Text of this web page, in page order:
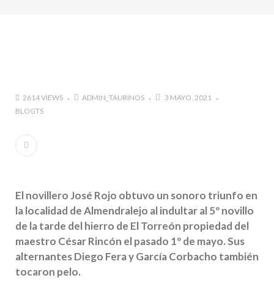
2614 VIEWS ADMIN_TAURINOS
3 MAYO, 2021
BLOGTS
El novillero José Rojo obtuvo un sonoro triunfo en
la localidad de Almendralejo al indultar al 5º novillo
de la tarde del hierro de El Torreón propiedad del
maestro César Rincón el pasado 1º de mayo. Sus
alternantes Diego Fera y García Corbacho también
tocaron pelo.